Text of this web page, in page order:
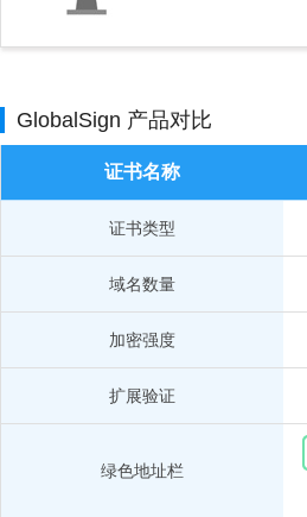
GlobalSign 产品对比
证书名称
证书类型
域名数量
加密强度
扩展验证
绿色地址栏